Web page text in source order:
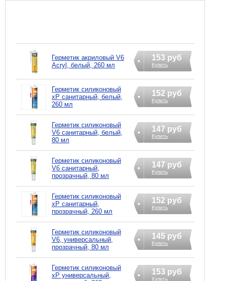
Герметик акриловый V6
Acryl, белый, 260 мл
153 руб
Купить
Герметик силиконовый
xP санитарный, белый,
260 мл
152 руб
Купить
Герметик силиконовый
V6 санитарный, белый,
80 мл
147 руб
Купить
Герметик силиконовый
V6 санитарный,
прозрачный, 80 мл
147 руб
Купить
Герметик силиконовый
xP санитарный,
прозрачный, 260 мл
152 руб
Купить
Герметик силиконовый
V6, универсальный,
прозрачный, 80 мл
145 руб
Купить
Герметик силиконовый
xP универсальный,
153 руб
Купить